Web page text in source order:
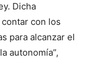
Dicha
con los
para alcanzar el
autonomía”,